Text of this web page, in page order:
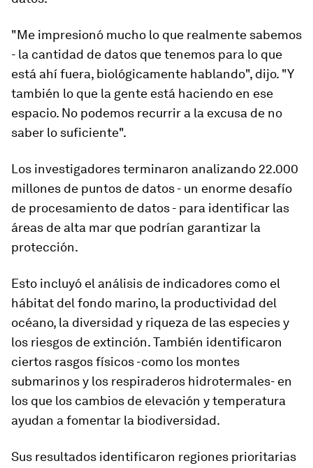
"Me impresionó mucho lo que realmente sabemos
- la cantidad de datos que tenemos para lo que
está ahí fuera, biológicamente hablando", dijo. "Y
también lo que la gente está haciendo en ese
espacio. No podemos recurrir a la excusa de no
saber lo suficiente".
Los investigadores terminaron analizando 22.000
millones de puntos de datos - un enorme desafío
de procesamiento de datos - para identificar las
áreas de alta mar que podrían garantizar la
protección.
Esto incluyó el análisis de indicadores como el
hábitat del fondo marino, la productividad del
océano, la diversidad y riqueza de las especies y
los riesgos de extinción. También identificaron
ciertos rasgos físicos -como los montes
submarinos y los respiraderos hidrotermales- en
los que los cambios de elevación y temperatura
ayudan a fomentar la biodiversidad.
Sus resultados identificaron regiones prioritarias